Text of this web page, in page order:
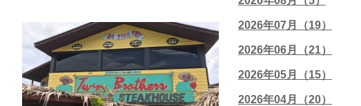
2026年07月（19）
2026年06月（21）
2026年05月（15）
2026年04月（20）